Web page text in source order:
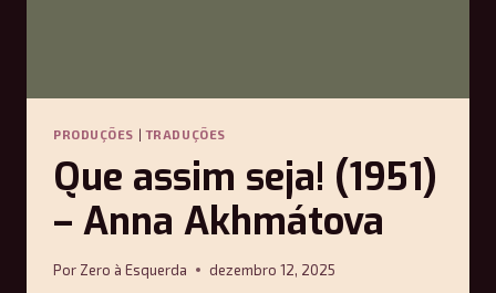
PRODUÇÕES |TRADUÇÕES
Que assim seja! (1951)
– Anna Akhmátova
Por Zero à Esquerda dezembro 12, 2025